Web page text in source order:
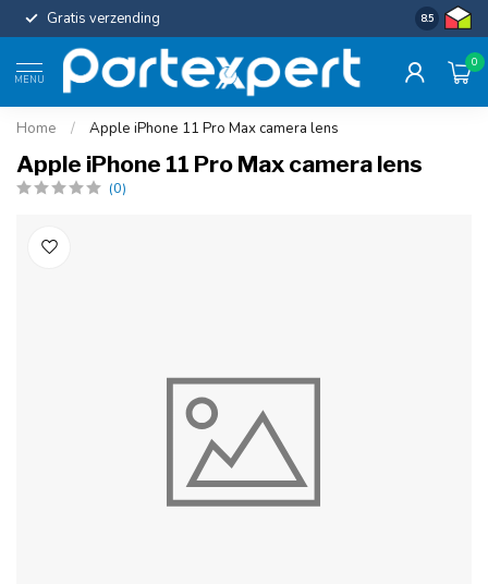
Gratis verzending Uniforme
8.5
MENU
0
Home / Apple iPhone 11 Pro Max camera lens
Apple iPhone 11 Pro Max camera lens
(0)